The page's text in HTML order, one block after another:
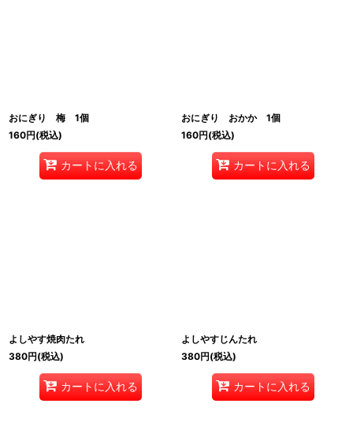
おにぎり 梅 1個
160円(税込)
カートに入れる
おにぎり おかか 1個
160円(税込)
カートに入れる
よしやす焼肉たれ
380円(税込)
カートに入れる
よしやすじんたれ
380円(税込)
カートに入れる